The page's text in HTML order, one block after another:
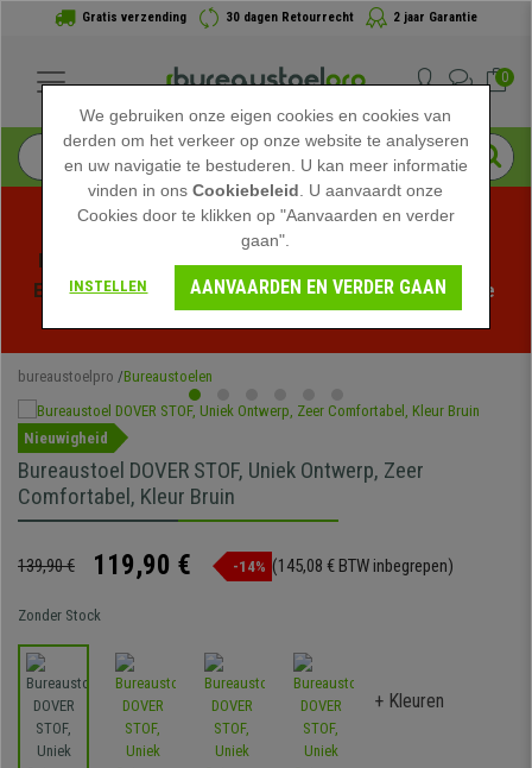
Gratis verzending 30 dagen Retourrecht 2 jaar Garantie
0
Profiteer van de Zomeruitverkoop bij bureaustoelpro!
Exclusieve kortingen voor een beperkte tijd - Bekijk de
bureaustoelpro Bureaustoelen
Nieuwigheid
Bureaustoel DOVER STOF, Uniek Ontwerp, Zeer
Comfortabel, Kleur Bruin
139,90 € 119,90 € -14% (145,08 € BTW inbegrepen)
Zonder Stock
+ Kleuren
We gebruiken onze eigen cookies en cookies van
derden om het verkeer op onze website te analyseren
en uw navigatie te bestuderen. U kan meer informatie
vinden in onsCookiebeleid . U aanvaardt onze
Cookies door te klikken op "Aanvaarden en verder
gaan".
INSTELLEN AANVAARDEN EN VERDER GAAN